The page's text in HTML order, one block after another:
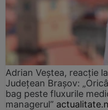
Adrian Veștea, reacție
Județean Brașov:
bag peste fluxurile
managerul”